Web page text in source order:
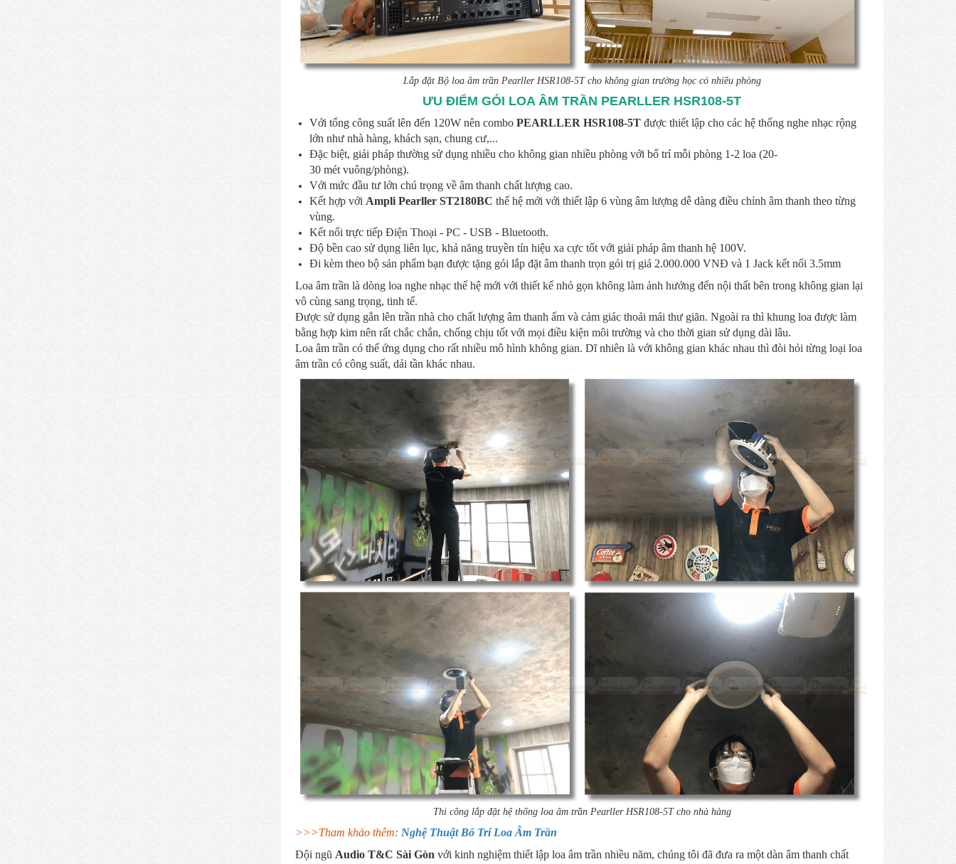
Lắp đặt Bộ loa âm trần Pearller HSR108-5T cho không gian trường học có nhiều phòng
ƯU ĐIỂM GÓI LOA ÂM TRẦN PEARLLER HSR108-5T
Với tổng công suất lên đến 120W nên combo PEARLLER HSR108-5Tđược thiết lập cho các hệ thống nghe nhạc rộng
lớn như nhà hàng, khách sạn, chung cư,...
Đặc biệt, giải pháp thường sử dụng nhiều cho không gian nhiều phòng với bố trí mỗi phòng 1-2 loa (20-
30 mét vuông/phòng).
Với mức đầu tư lớn chú trọng về âm thanh chất lượng cao.
Kết hợp với Ampli Pearller ST2180BC thế hệ mới với thiết lập 6 vùng âm lượng dễ dàng điều chỉnh âm thanh theo từng
vùng.
Kết nối trực tiếp Điện Thoại - PC - USB - Bluetooth.
Độ bền cao sử dụng liên lục, khả năng truyền tín hiệu xa cực tốt với giải pháp âm thanh hệ 100V.
Đi kèm theo bộ sản phẩm bạn được tặng gói lắp đặt âm thanh trọn gói trị giá 2.000.000 VNĐ và 1 Jack kết nối 3.5mm
Loa âm trần là dòng loa nghe nhạc thế hệ mới với thiết kế nhỏ gọn không làm ảnh hưởng đến nội thất bên trong không gian lại
vô cùng sang trọng, tinh tế.
Được sử dụng gắn lên trần nhà cho chất lượng âm thanh ấm và cảm giác thoải mái thư giãn. Ngoài ra thì khung loa được làm
bằng hợp kim nên rất chắc chắn, chống chịu tốt với mọi điều kiện môi trường và cho thời gian sử dụng dài lâu.
Loa âm trần có thể ứng dụng cho rất nhiều mô hình không gian. Dĩ nhiên là với không gian khác nhau thì đòi hỏi từng loại loa
âm trần có công suất, dải tần khác nhau.
Thi công lắp đặt hệ thống loa âm trần Pearller HSR108-5T cho nhà hàng
>>>Tham khảo thêm: Nghệ Thuật Bố Trí Loa Âm Trần
Đội ngũ Audio T&C Sài Gòn với kinh nghiệm thiết lập loa âm trần nhiều năm, chúng tôi đã đưa ra một dàn âm thanh chất